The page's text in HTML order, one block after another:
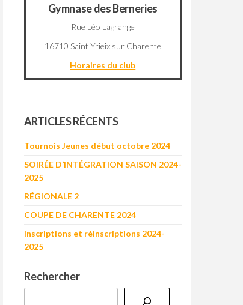
Gymnase des Berneries
Rue Léo Lagrange
16710 Saint Yrieix sur Charente
Horaires du club
+
ARTICLES RÉCENTS
Tournois Jeunes début octobre 2024
SOIRÉE D’INTÉGRATION SAISON 2024-
2025
RÉGIONALE 2
COUPE DE CHARENTE 2024
Inscriptions et réinscriptions 2024-
2025
Rechercher